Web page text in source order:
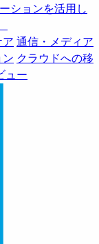
ションを活用し
通信・メディア
クラウドへの移
ュー